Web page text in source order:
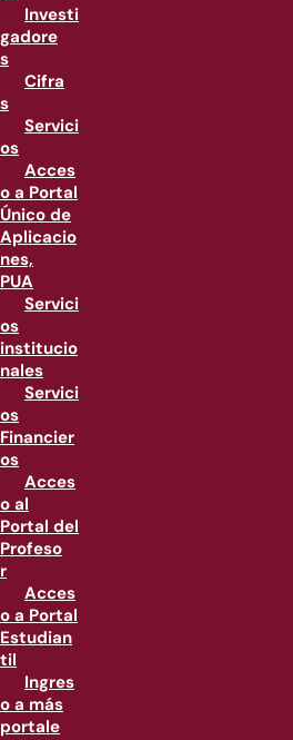
Investi
gadore
s
Cifra
s
Servici
os
Acces
o a Portal
Único de
Aplicacio
nes,
PUA
Servici
os
institucio
nales
Servici
os
Financier
os
Acces
o al
Portal del
Profeso
r
Acces
o a Portal
Estudian
til
Ingres
o a más
portale